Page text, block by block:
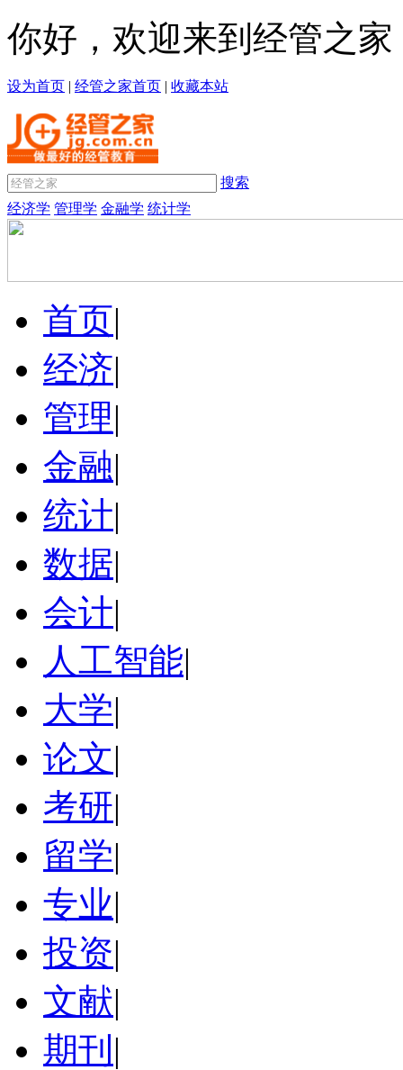
你好，欢迎来到经管之家
设为首页 | 经管之家首页 | 收藏本站
搜索
经济学 管理学 金融学 统计学
首页|
经济|
管理|
金融|
统计|
数据|
会计|
人工智能|
大学|
论文|
考研|
留学|
专业|
投资|
文献|
期刊 |